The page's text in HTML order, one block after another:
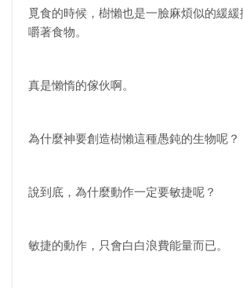
覓食的時候，樹懶也是一臉麻煩似的緩
嚼著食物。
真是懶惰的傢伙啊。
為什麼神要創造樹懶這種愚鈍的生物呢？
說到底，為什麼動作一定要敏捷呢？
敏捷的動作，只會白白浪費能量而已。